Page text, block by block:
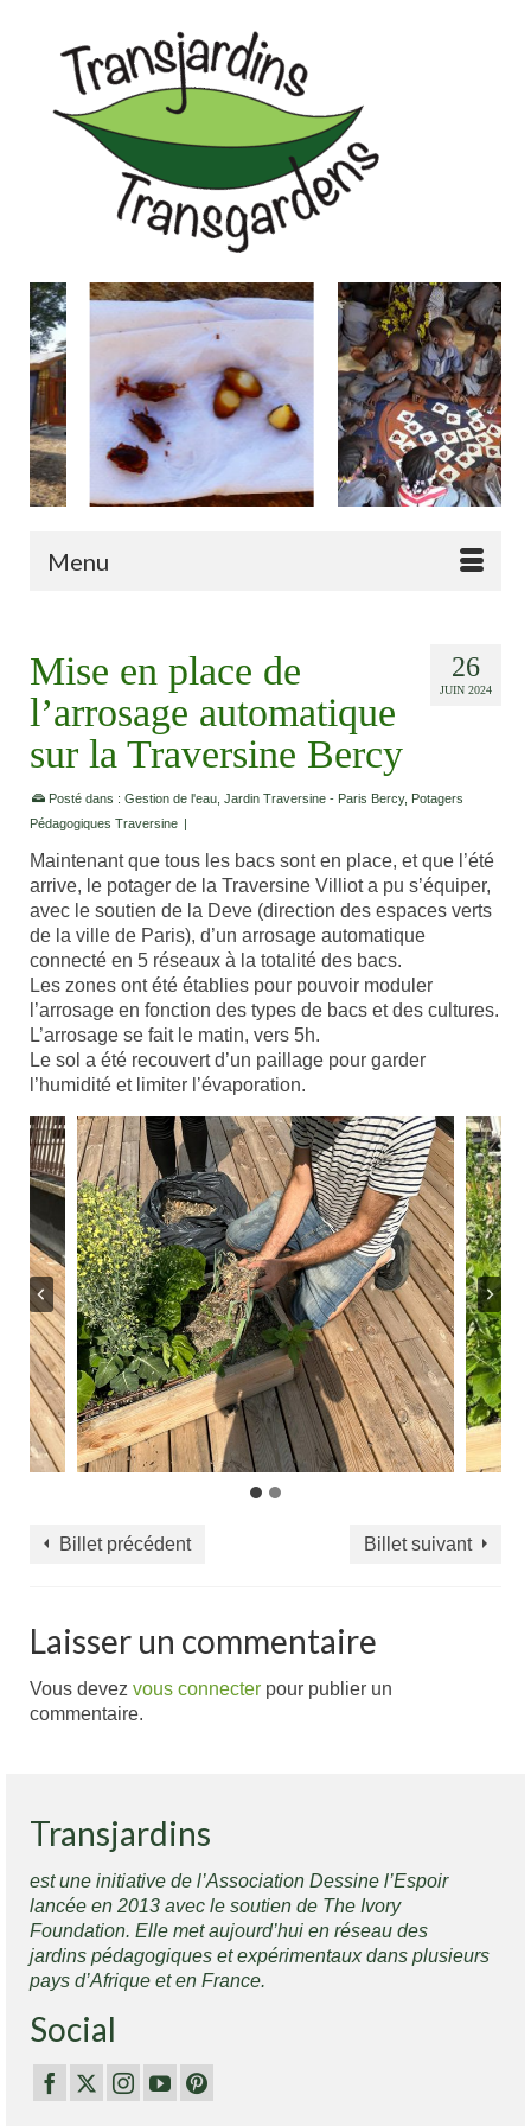
Menu
26
JUIN 2024
Mise en place de
l’arrosage automatique
sur la Traversine Bercy
Posté dans : Gestion de l'eau Jardin Traversine - Paris Bercy, Potagers
Pédagogiques Traversine |
Maintenant que tous les bacs sont en place, et que l’été
arrive, le potager de la Traversine Villiot a pu s’équiper,
avec le soutien de la Deve (direction des espaces verts
de la ville de Paris), d’un arrosage automatique
connecté en 5 réseaux à la totalité des bacs.
Les zones ont été établies pour pouvoir moduler
l’arrosage en fonction des types de bacs et des cultures.
L’arrosage se fait le matin, vers 5h.
Le sol a été recouvert d’un paillage pour garder
l’humidité et limiter l’évaporation.
Billet précédent Billet suivant
Laisser un commentaire
Vous devez vous connecter pour publier un
commentaire.
Transjardins
est une initiative de l’Association Dessine l’Espoir
lancée en 2013 avec le soutien de The Ivory
Foundation. Elle met aujourd’hui en réseau des
jardins pédagogiques et expérimentaux dans plusieurs
pays d’Afrique et en France.
Social